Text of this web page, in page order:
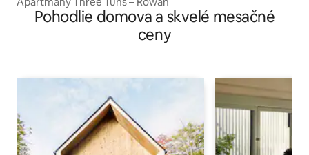
Pohodlie domova a skvelé mesačné
ceny